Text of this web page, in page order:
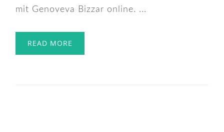
mit Genoveva Bizzar online. ...
READ MORE